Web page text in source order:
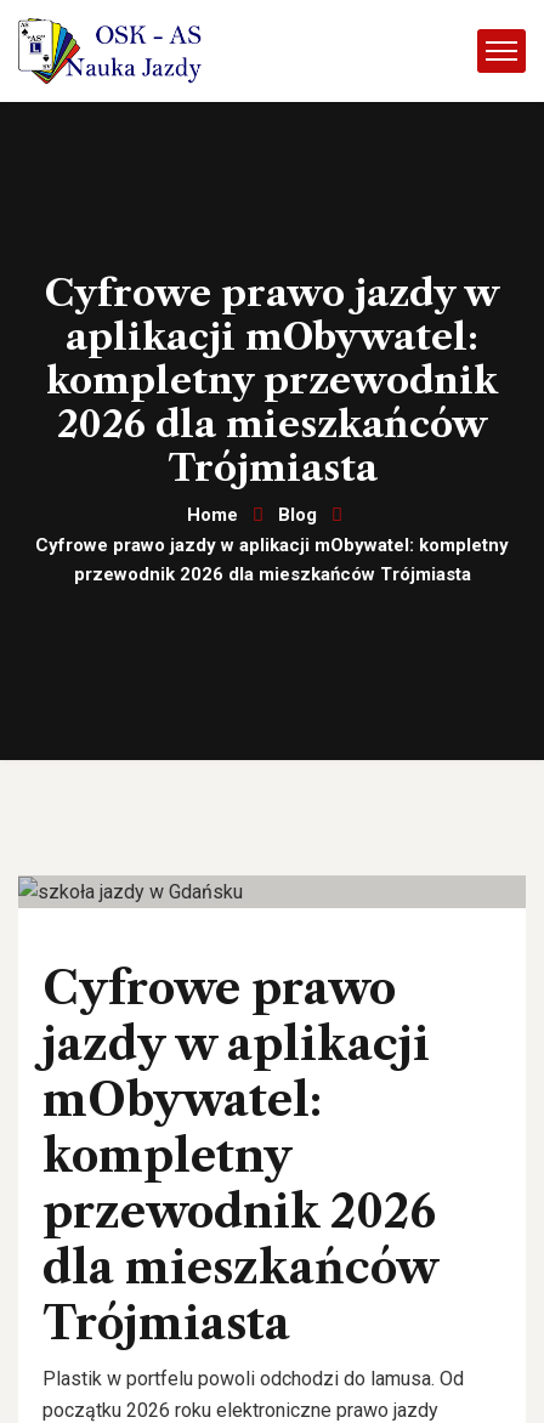
Cyfrowe prawo jazdy w
aplikacji mObywatel:
kompletny przewodnik
2026 dla mieszkańców
Trójmiasta
Home
Blog
Cyfrowe prawo jazdy w aplikacji mObywatel: kompletny
przewodnik 2026 dla mieszkańców Trójmiasta
Cyfrowe prawo
jazdy w aplikacji
mObywatel:
kompletny
przewodnik 2026
dla mieszkańców
Trójmiasta
Plastik w portfelu powoli odchodzi do lamusa. Od
początku 2026 roku elektroniczne prawo jazdy